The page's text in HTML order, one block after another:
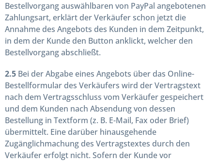
Bestellvorgang auswählbaren von PayPal angebotenen
Zahlungsart, erklärt der Verkäufer schon jetzt die
Annahme des Angebots des Kunden in dem Zeitpunkt,
in dem der Kunde den Button anklickt, welcher den
Bestellvorgang abschließt.
2.5 Bei der Abgabe eines Angebots über das Online-
Bestellformular des Verkäufers wird der Vertragstext
nach dem Vertragsschluss vom Verkäufer gespeichert
und dem Kunden nach Absendung von dessen
Bestellung in Textform (z. B. E-Mail, Fax oder Brief)
übermittelt. Eine darüber hinausgehende
Zugänglichmachung des Vertragstextes durch den
Verkäufer erfolgt nicht. Sofern der Kunde vor